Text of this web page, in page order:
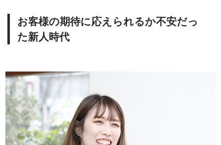
お客様の期待に応えられるか不安だっ
た新人時代